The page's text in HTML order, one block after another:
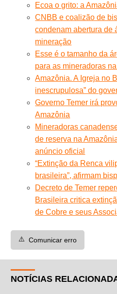
Ecoa o grito: a
CNBB e coalizão de
condenam abertura de
mineração
Esse é o tamanho da
para as mineradoras
Amazônia. A Igreja no
inescrupulosa” do
Governo Temer irá
Amazônia
Mineradoras
de reserva na
anúncio oficial
“Extinção da Renca
brasileira”, afirmam
Decreto de Temer
Brasileira critica
de Cobre e seus
⚠️ Comunicar erro
NOTÍCIAS